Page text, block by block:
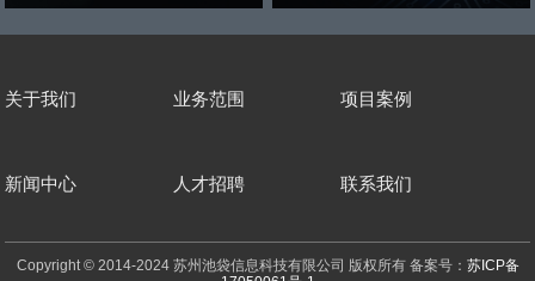
关于我们 业务范围 项目案例
新闻中心 人才招聘 联系我们
Copyright © 2014-2024 苏州池袋信息科技有限公司 版权所有 备案号： 苏ICP备